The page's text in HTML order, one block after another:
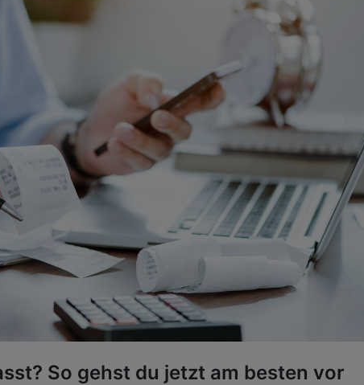
So gehst du jetzt am besten vor